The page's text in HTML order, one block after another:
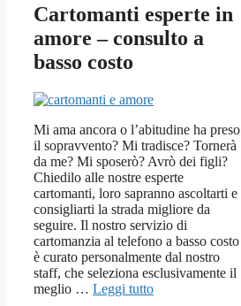
Cartomanti esperte in
amore – consulto a
basso costo
Mi ama ancora o l’abitudine ha preso
il sopravvento? Mi tradisce? Tornerà
da me? Mi sposerò? Avrò dei figli?
Chiedilo alle nostre esperte
cartomanti, loro sapranno ascoltarti e
consigliarti la strada migliore da
seguire. Il nostro servizio di
cartomanzia al telefono a basso costo
è curato personalmente dal nostro
staff, che seleziona esclusivamente il
meglio … Leggi tutto